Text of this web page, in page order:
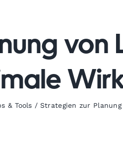
von
& Tools / Strategien zur